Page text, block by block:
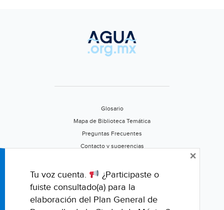
Glosario
Mapa de Biblioteca Temática
Preguntas Frecuentes
Contacto y sugerencias
Califica este portal
Tu voz cuenta.
¿Participaste o
fuiste consultado(a) para la
elaboración del Plan General de
×